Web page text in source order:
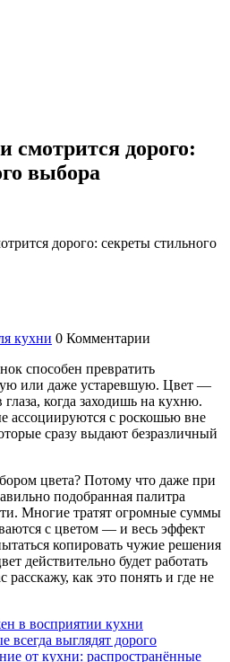
смотрится дорого:
выбора
дорого: секреты стильного
кухни 0 Комментарии
способен превратить
или даже устаревшую. Цвет —
глаза, когда заходишь на кухню.
ассоциируются с роскошью вне
сразу выдают безразличный
цвета? Потому что даже при
подобранная палитра
Многие тратят огромные суммы
с цветом — и весь эффект
копировать чужие решения
действительно будет работать
как это понять и где не
в восприятии кухни
всегда выглядят дорого
от кухни: распространённые